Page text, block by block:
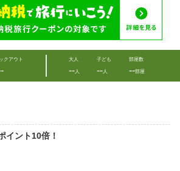
クアウト 大人
--人
子ども
--人
部屋数
--部屋
イント10倍！